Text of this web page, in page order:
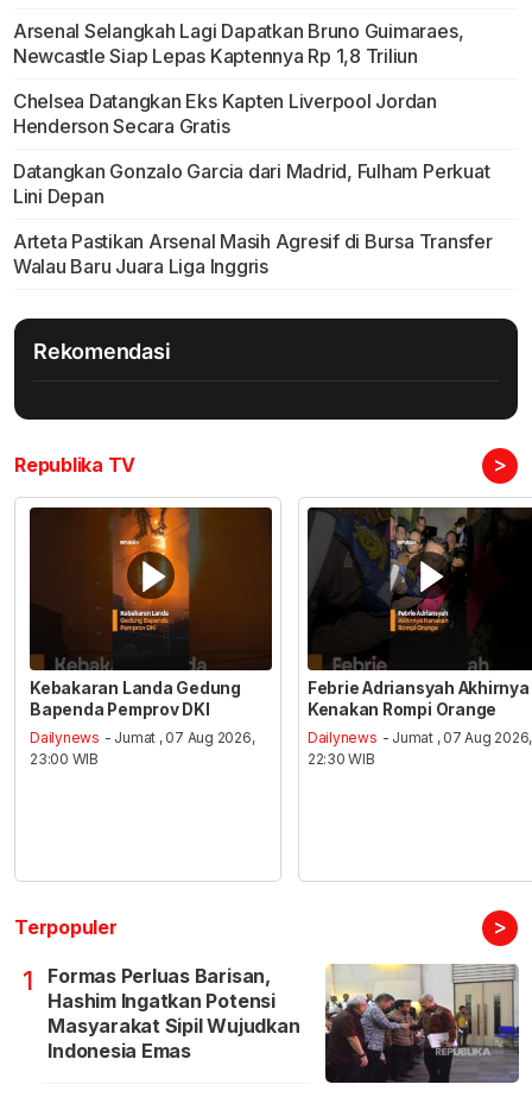
Arsenal Selangkah Lagi Dapatkan Bruno Guimaraes,
Newcastle Siap Lepas Kaptennya Rp 1,8 Triliun
Chelsea Datangkan Eks Kapten Liverpool Jordan
Henderson Secara Gratis
Datangkan Gonzalo Garcia dari Madrid, Fulham Perkuat
Lini Depan
Arteta Pastikan Arsenal Masih Agresif di Bursa Transfer
Walau Baru Juara Liga Inggris
Rekomendasi
Republika TV >
Kebakaran Landa Gedung
Bapenda Pemprov DKI
Dailynews - Jumat , 07 Aug 2026,
23:00 WIB
Febrie Adriansyah Akhirnya
Kenakan Rompi Orange
Dailynews - Jumat , 07 Aug 2026,
22:30 WIB
Terpopuler >
1
Formas Perluas Barisan,
Hashim Ingatkan Potensi
Masyarakat Sipil Wujudkan
Indonesia Emas